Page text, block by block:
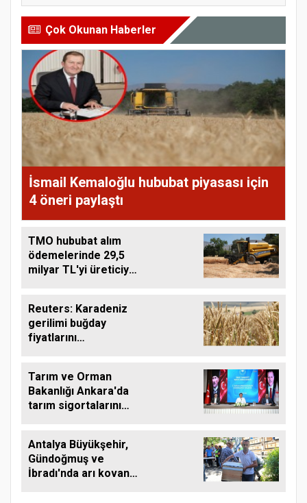
Çok Okunan Haberler
İsmail Kemaloğlu hububat piyasası için
4 öneri paylaştı
TMO hububat alım
ödemelerinde 29,5
milyar TL'yi üreticiye
Reuters: Karadeniz
gerilimi buğday
fiyatlarını
Tarım ve Orman
Bakanlığı Ankara'da
tarım sigortalarını
Antalya Büyükşehir,
Gündoğmuş ve
İbradı'nda arı kovanı